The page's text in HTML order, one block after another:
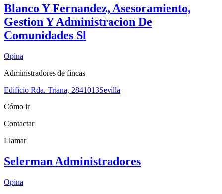
Blanco Y Fernandez, Asesoramiento,
Gestion Y Administracion De
Comunidades Sl
Opina
Administradores de fincas
Edificio Rda. Triana, 2841013Sevilla
Cómo ir
Contactar
Llamar
Selerman Administradores
Opina